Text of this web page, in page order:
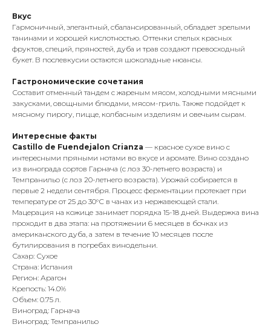
Вкус
Гармоничный, элегантный, сбалансированный, обладает зрелыми
танинами и хорошей кислотностью. Оттенки спелых красных
фруктов, специй, пряностей, дуба и трав создают превосходный
букет. В послевкусии остаются шоколадные нюансы.
Гастрономические сочетания
Составит отменный тандем с жареным мясом, холодными мясными
закусками, овощными блюдами, мясом-гриль. Также подойдет к
мясному пирогу, пицце, колбасным изделиям и овечьим сырам.
Интересные факты
Castillo de Fuendejalon Crianza — красное сухое вино с
интересными пряными нотами во вкусе и аромате. Вино создано
из винограда сортов Гарнача (с лоз 30-летнего возраста) и
Темпранильо (с лоз 20-летнего возраста). Урожай собирается в
первые 2 недели сентября. Процесс ферментации протекает при
температуре от 25 до 30°С в чанах из нержавеющей стали.
Мацерация на кожице занимает порядка 15-18 дней. Выдержка вина
проходит в два этапа: на протяжении 6 месяцев в бочках из
американского дуба, а затем в течение 10 месяцев после
бутилирования в погребах винодельни.
Сахар: Сухое
Страна: Испания
Регион: Арагон
Крепость: 14.0%
Объем: 0.75 л.
Виноград: Гарнача
Виноград: Темпранильо